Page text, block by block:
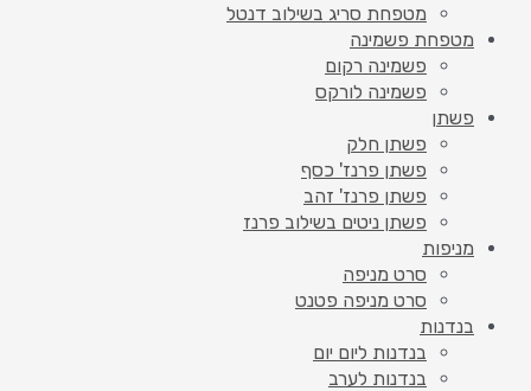
מטפחת סריג בשילוב דנטל
מטפחת פשמינה
פשמינה רקום
פשמינה לורקס
פשתן
פשתן חלק
פשתן פרנז' כסף
פשתן פרנז' זהב
פשתן ניטים בשילוב פרנז
מניפות
סרט מניפה
סרט מניפה פטנט
בנדנות
בנדנות ליום יום
בנדנות לערב